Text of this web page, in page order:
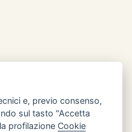
e, previo consenso,
sul tasto "Accetta
profilazione Cookie